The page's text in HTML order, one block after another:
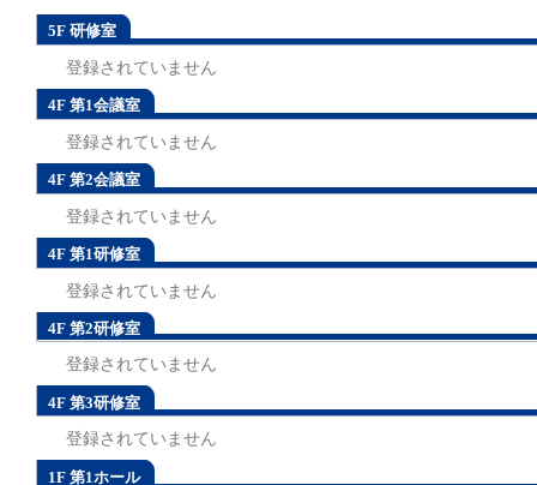
5F 研修室
登録されていません
4F 第1会議室
登録されていません
4F 第2会議室
登録されていません
4F 第1研修室
登録されていません
4F 第2研修室
登録されていません
4F 第3研修室
登録されていません
1F 第1ホール